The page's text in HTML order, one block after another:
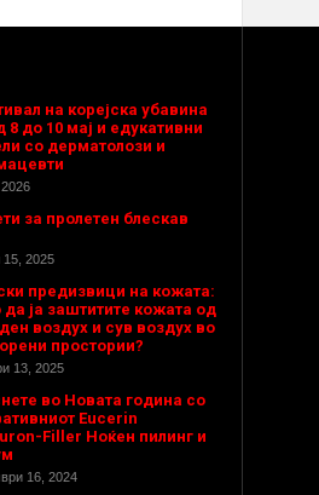
на корејска убавина
8 до 10 мај и едукативни
со дерматолози и
за пролетен блескав
15, 2025
предизвици на кожата:
да ја заштитите кожата од
воздух и сув воздух во
простории?
13, 2025
во Новата година со
Eucerin
Filler Ноќен пилинг и
16, 2024